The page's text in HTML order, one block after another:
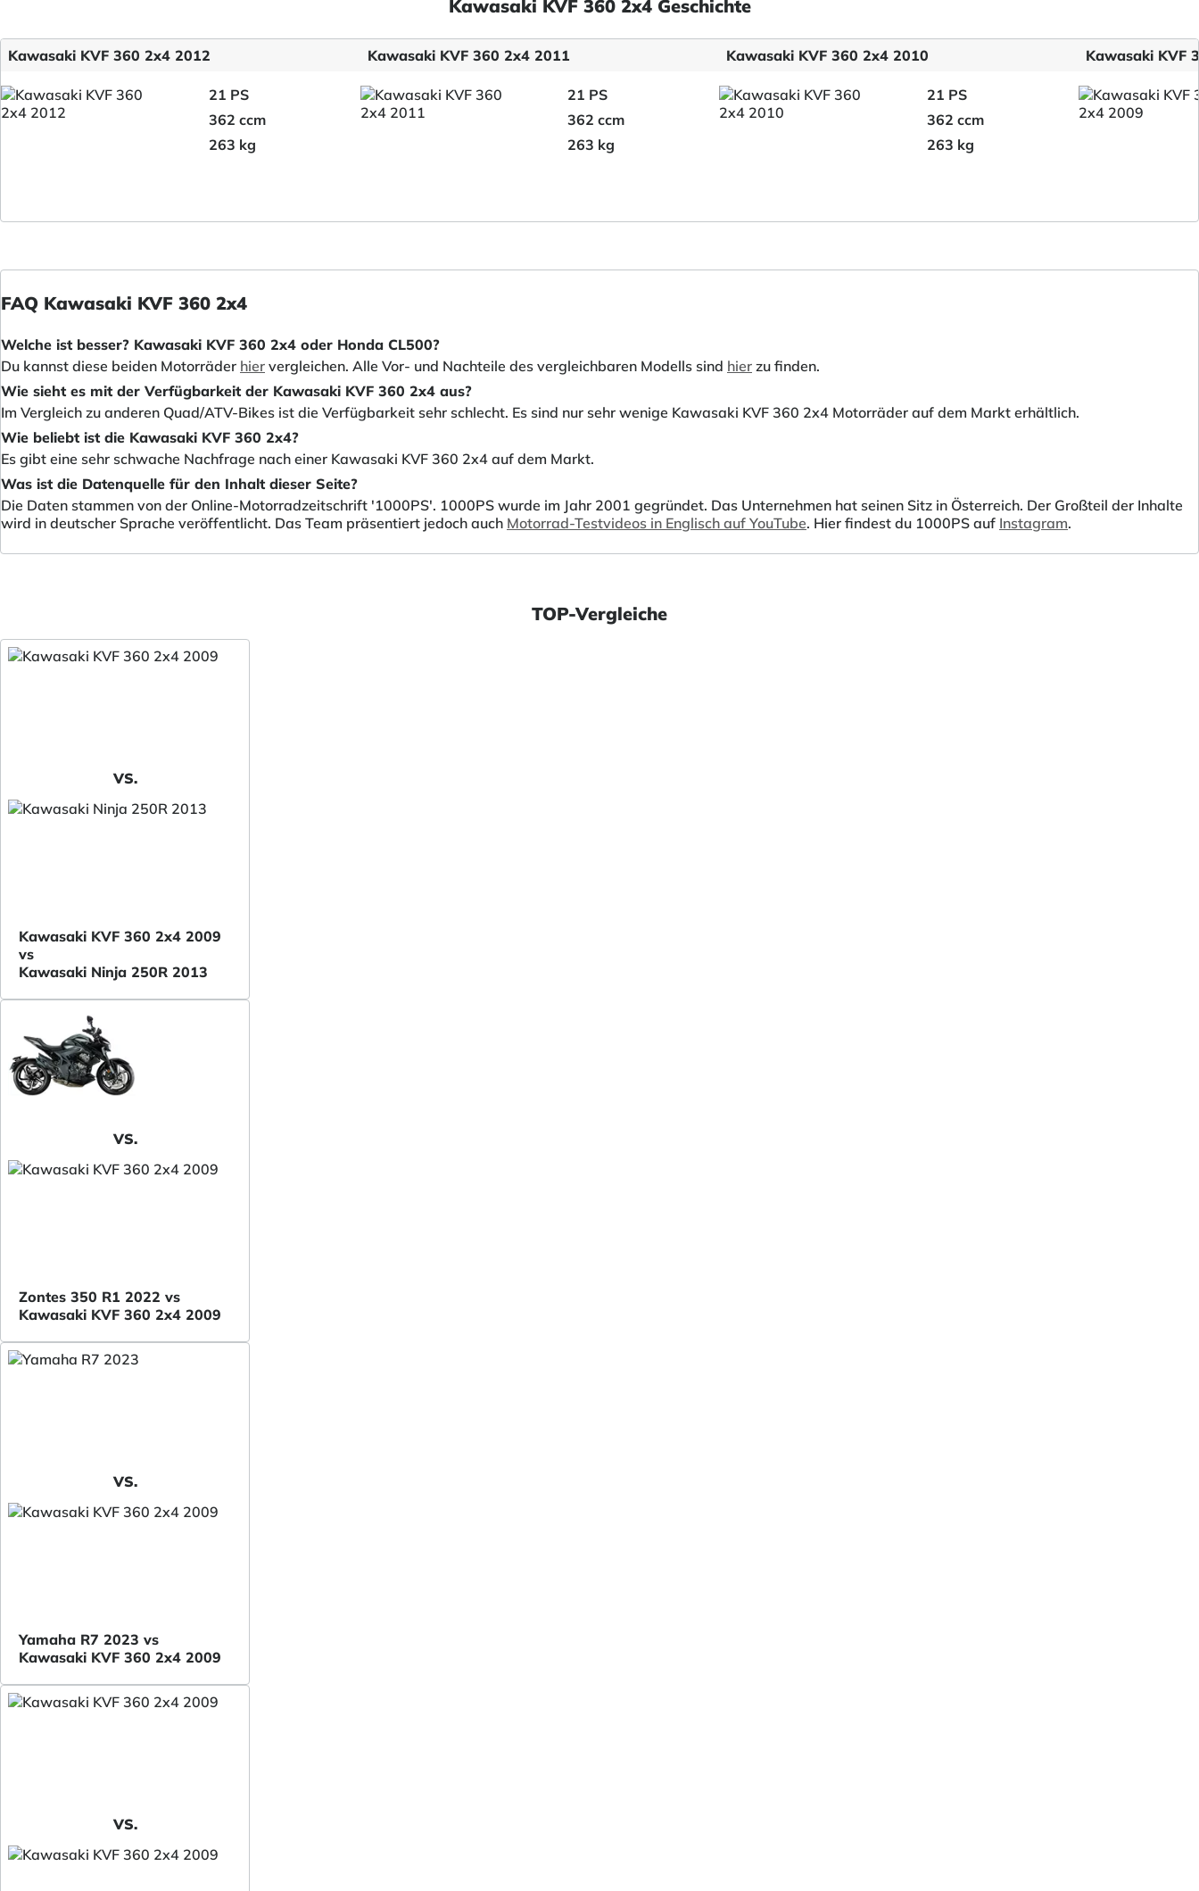
Kawasaki KVF 360 2x4 Geschichte
Kawasaki KVF 360 2x4 2012
21 PS
362 ccm
263 kg
Kawasaki KVF 360 2x4 2011
21 PS
362 ccm
263 kg
Kawasaki KVF 360 2x4 2010
21 PS
362 ccm
263 kg
Kawasaki KVF
FAQ Kawasaki KVF 360 2x4
Welche ist besser? Kawasaki KVF 360 2x4 oder Honda CL500?
Du kannst diese beiden Motorräder hier vergleichen. Alle Vor- und Nachteile des vergleichbaren Modells sind hier zu finden.
Wie sieht es mit der Verfügbarkeit der Kawasaki KVF 360 2x4 aus?
Im Vergleich zu anderen Quad/ATV-Bikes ist die Verfügbarkeit sehr schlecht. Es sind nur sehr wenige Kawasaki KVF 360 2x4 Motorräder auf dem Markt erhältlich.
Wie beliebt ist die Kawasaki KVF 360 2x4?
Es gibt eine sehr schwache Nachfrage nach einer Kawasaki KVF 360 2x4 auf dem Markt.
Was ist die Datenquelle für den Inhalt dieser Seite?
Die Daten stammen von der Online-Motorradzeitschrift '1000PS'. 1000PS wurde im Jahr 2001 gegründet. Das Unternehmen hat seinen Sitz in Österreich. Der Großteil der Inhalte
wird in deutscher Sprache veröffentlicht. Das Team präsentiert jedoch auch Motorrad-Testvideos in Englisch auf YouTube. Hier findest du 1000PS auf Instagram.
TOP-Vergleiche
VS.
Kawasaki KVF 360 2x4 2009
vs
Kawasaki Ninja 250R 2013
VS.
Zontes 350 R1 2022 vs
Kawasaki KVF 360 2x4 2009
VS.
Yamaha R7 2023 vs
Kawasaki KVF 360 2x4 2009
VS.